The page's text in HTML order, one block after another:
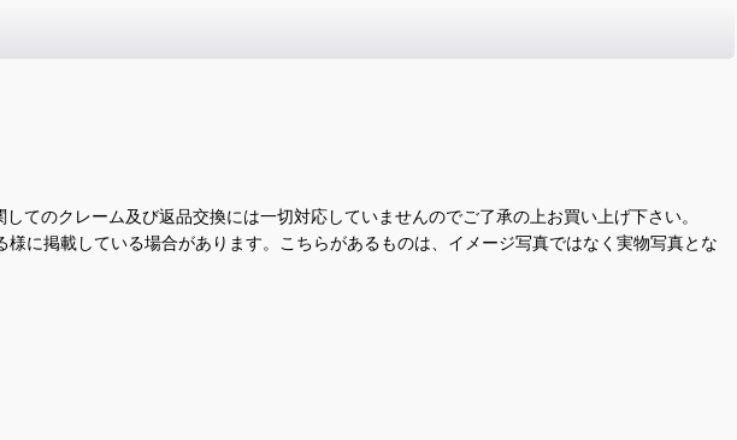
のクレーム及び返品交換には一切対応していませんのでご了承の上お買い上げ下さい。
に掲載している場合があります。こちらがあるものは、イメージ写真ではなく実物写真とな